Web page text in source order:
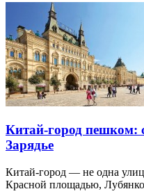
Китай-город
Зарядье
Китай-город — не одна
Красной площадью,